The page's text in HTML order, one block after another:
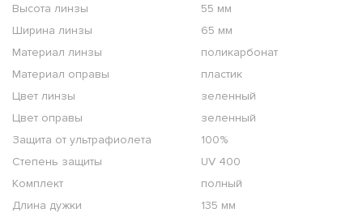
Высота линзы
55 мм
Ширина линзы
65 мм
Материал линзы
поликарбонат
Материал оправы
пластик
Цвет линзы
зеленный
Цвет оправы
зеленный
Защита от ультрафиолета
100%
Степень защиты
UV 400
Комплект
полный
Длина дужки
135 мм